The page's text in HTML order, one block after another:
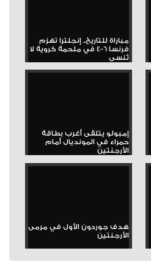
مباراة للتاريخ.. إنجلترا تهزم
فرنسا 6-4 في ملحمة كروية لا
تُنسى
إمبولو يتلقى أغرب بطاقة
حمراء في المونديال أمام
الأرجنتين
هدف جوردون الأول في مرمى
الأرجنتين